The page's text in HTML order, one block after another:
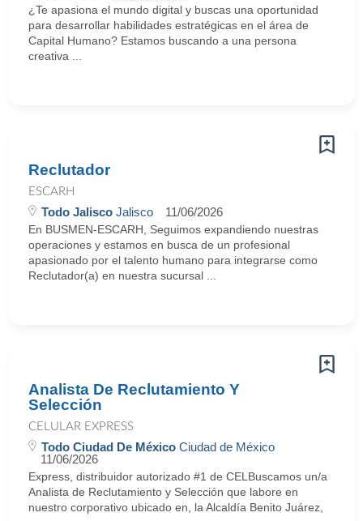
¿Te apasiona el mundo digital y buscas una oportunidad
para desarrollar habilidades estratégicas en el área de
Capital Humano? Estamos buscando a una persona
creativa ...
Reclutador
ESCARH
Todo Jalisco Jalisco 11/06/2026
En BUSMEN-ESCARH, Seguimos expandiendo nuestras
operaciones y estamos en busca de un profesional
apasionado por el talento humano para integrarse como
Reclutador(a) en nuestra sucursal ...
Analista De Reclutamiento Y
Selección
CELULAR EXPRESS
Todo Ciudad De México Ciudad de México
11/06/2026
Express, distribuidor autorizado #1 de CELBuscamos un/a
Analista de Reclutamiento y Selección que labore en
nuestro corporativo ubicado en, la Alcaldía Benito Juárez,